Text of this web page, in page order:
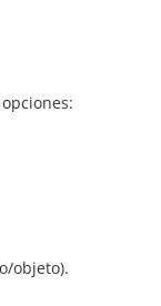
objeto).